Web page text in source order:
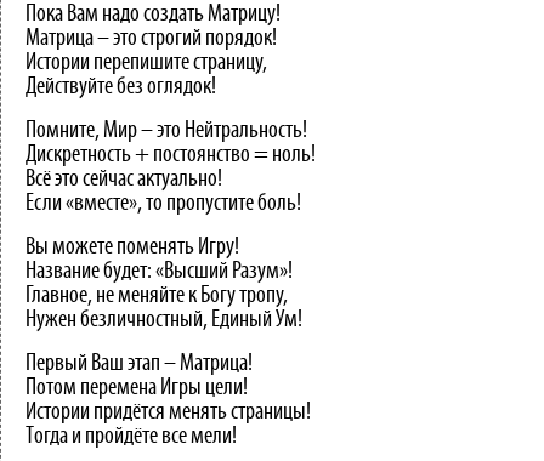
Пока Вам надо создать Матрицу!
Матрица – это строгий порядок!
Истории перепишите страницу,
Действуйте без оглядок!
Помните, Мир – это Нейтральность!
Дискретность + постоянство = ноль!
Всё это сейчас актуально!
Если «вместе», то пропустите боль!
Вы можете поменять Игру!
Название будет: «Высший Разум»!
Главное, не меняйте к Богу тропу,
Нужен безличностный, Единый Ум!
Первый Ваш этап – Матрица!
Потом перемена Игры цели!
Истории придётся менять страницы!
Тогда и пройдёте все мели!